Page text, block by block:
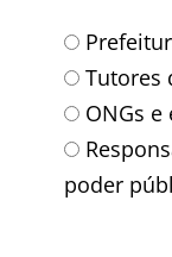
Tutores
ONGs
poder